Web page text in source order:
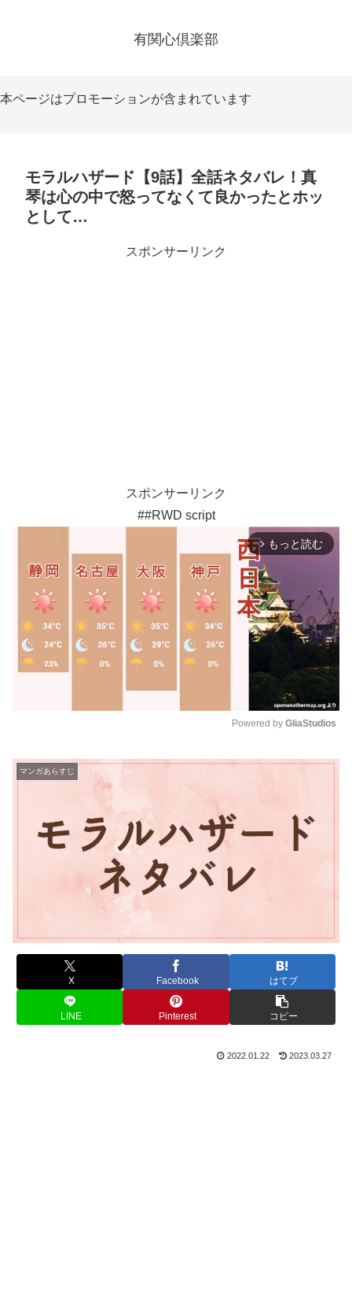
有関心倶楽部
本ページはプロモーションが含まれています
モラルハザード【9話】全話ネタバレ！真
琴は心の中で怒ってなくて良かったとホッ
として…
スポンサーリンク
スポンサーリンク
##RWD script
arrow_forward_ios もっと読む
Powered by GliaStudios
マンガあらすじ
X Facebook はてブ
LINE Pinterest コピー
2022.01.22 2023.03.27